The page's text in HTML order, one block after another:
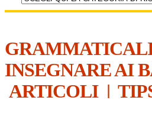
INSEGNARE AI
ARTICOLI|